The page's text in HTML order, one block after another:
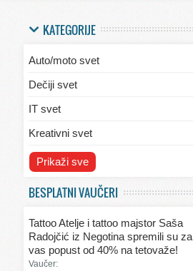
KATEGORIJE
Auto/moto svet
Dečiji svet
IT svet
Kreativni svet
Svet ekologije
Svet kulinarstva
Svet lepote
Prikaži sve
BESPLATNI VAUČERI
Tattoo Atelje i tattoo majstor Saša
Radojčić iz Negotina spremili su za
vas popust od 40% na tetovaže!
Vaučer: